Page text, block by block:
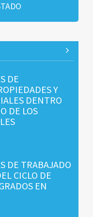
DE
Y
DENTRO
DE LOS
DE TRABAJADO
CICLO DE
EN